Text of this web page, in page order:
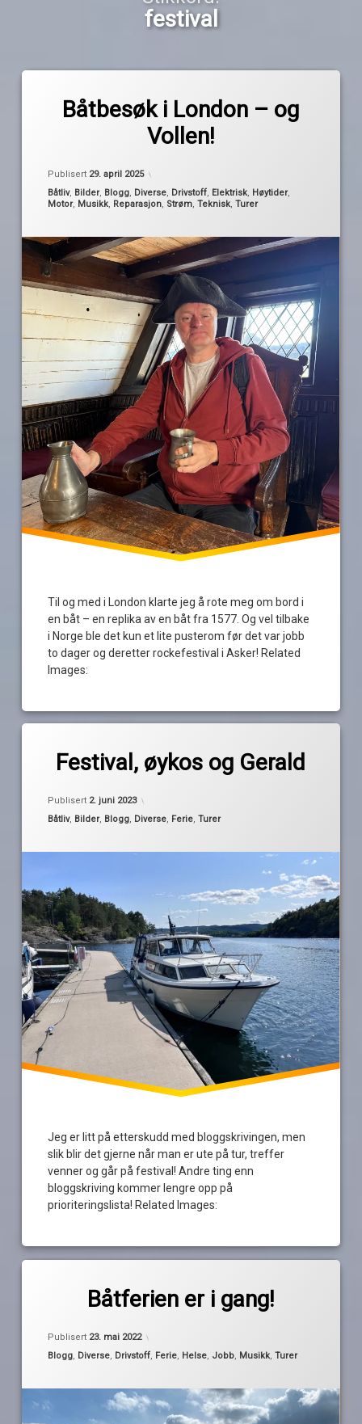
festival
Båtbesøk i London – og
Vollen!
Publisert 29. april 2025
Kategorier:
Båtliv, Bilder, Blogg, Diverse, Drivstoff, Elektrisk, Høytider,
Motor, Musikk, Reparasjon, Strøm,Teknisk,Turer
Til og med i London klarte jeg å rote meg om bord i
en båt – en replika av en båt fra 1577. Og vel tilbake
i Norge ble det kun et lite pusterom før det var jobb
to dager og deretter rockefestival i Asker! Related
Images:
bypåske
london
måkedritt
golden
hinde
vollen
Låve
Festival, øykos og Gerald
Publisert 2. juni 2023
Kategorier:
Båtliv, Bilder, Blogg, Diverse, Ferie,Turer
Jeg er litt på etterskudd med bloggskrivingen, men
slik blir det gjerne når man er ute på tur, treffer
venner og går på festival! Andre ting enn
bloggskriving kommer lengre opp på
prioriteringslista! Related Images:
båtferie
festival
gylteholmen
Båtferien er i gang!
Publisert 23. mai 2022
Kategorier:
Blogg Diverse Drivstoff Ferie Helse Jobb Musikk ,Turer
festival
gjemmekontor